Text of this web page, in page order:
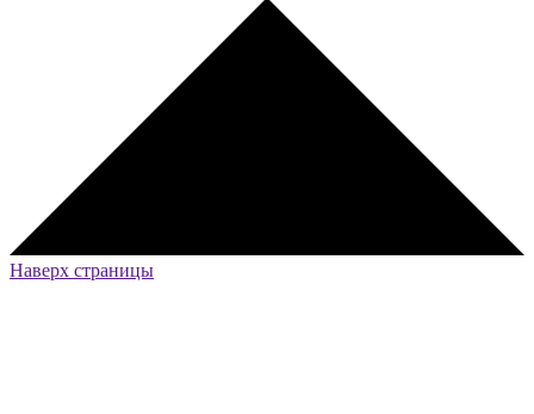
Наверх страницы